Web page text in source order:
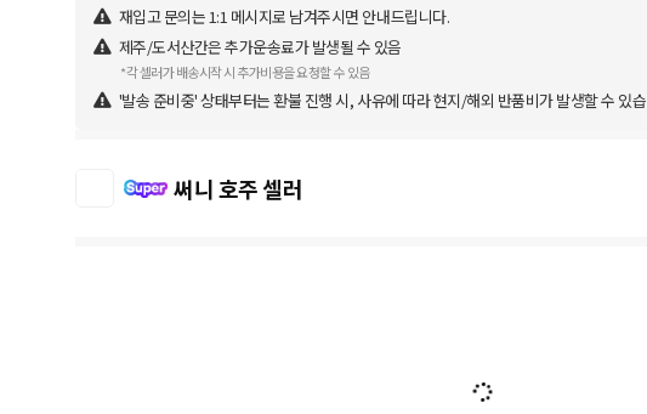
재입고 문의는 1:1 메시지로 남겨주시면 안내드립니다.
제주/도서산간은 추가운송료가 발생될 수 있음
*각 셀러가 배송시작 시 추가비용을 요청할 수 있음
'발송 준비중' 상태부터는 환불 진행 시, 사유에 따라 현지/해외 반품비가 발생할 수 있
써니 호주 셀러